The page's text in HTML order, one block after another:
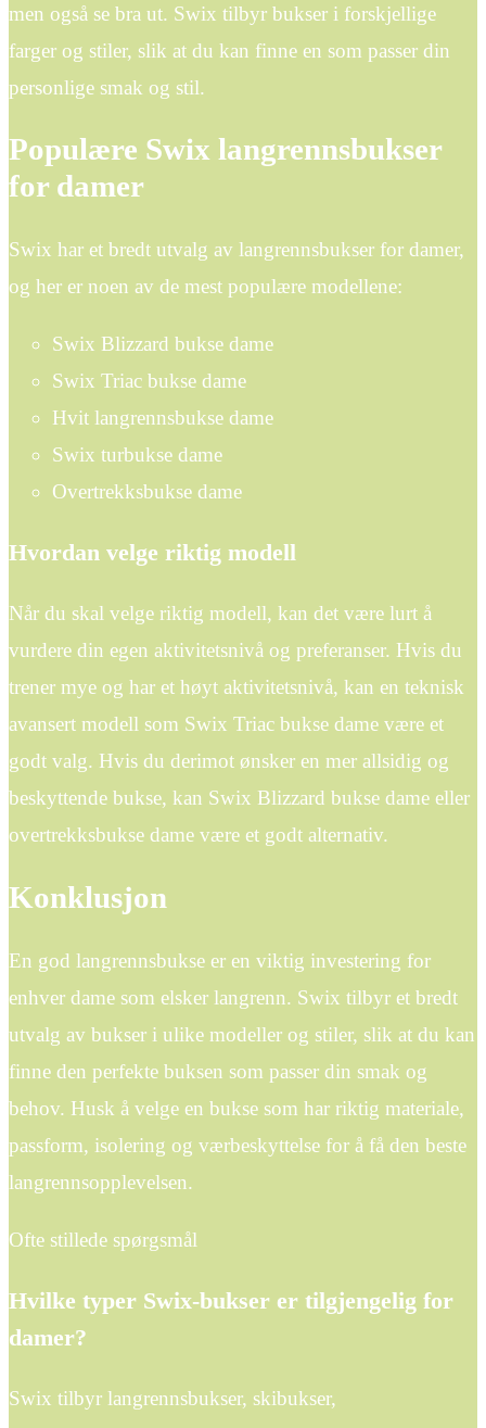
men også se bra ut. Swix tilbyr bukser i forskjellige
farger og stiler, slik at du kan finne en som passer din
personlige smak og stil.
Populære Swix langrennsbukser
for damer
Swix har et bredt utvalg av langrennsbukser for damer,
og her er noen av de mest populære modellene:
Swix Blizzard bukse dame
Swix Triac bukse dame
Hvit langrennsbukse dame
Swix turbukse dame
Overtrekksbukse dame
Hvordan velge riktig modell
Når du skal velge riktig modell, kan det være lurt å
vurdere din egen aktivitetsnivå og preferanser. Hvis du
trener mye og har et høyt aktivitetsnivå, kan en teknisk
avansert modell som Swix Triac bukse dame være et
godt valg. Hvis du derimot ønsker en mer allsidig og
beskyttende bukse, kan Swix Blizzard bukse dame eller
overtrekksbukse dame være et godt alternativ.
Konklusjon
En god langrennsbukse er en viktig investering for
enhver dame som elsker langrenn. Swix tilbyr et bredt
utvalg av bukser i ulike modeller og stiler, slik at du kan
finne den perfekte buksen som passer din smak og
behov. Husk å velge en bukse som har riktig materiale,
passform, isolering og værbeskyttelse for å få den beste
langrennsopplevelsen.
Ofte stillede spørgsmål
Hvilke typer Swix-bukser er tilgjengelig for
damer?
Swix tilbyr langrennsbukser, skibukser,